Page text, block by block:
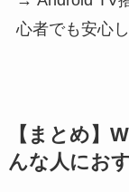
心者でも安心
【まとめ】
んな人にお